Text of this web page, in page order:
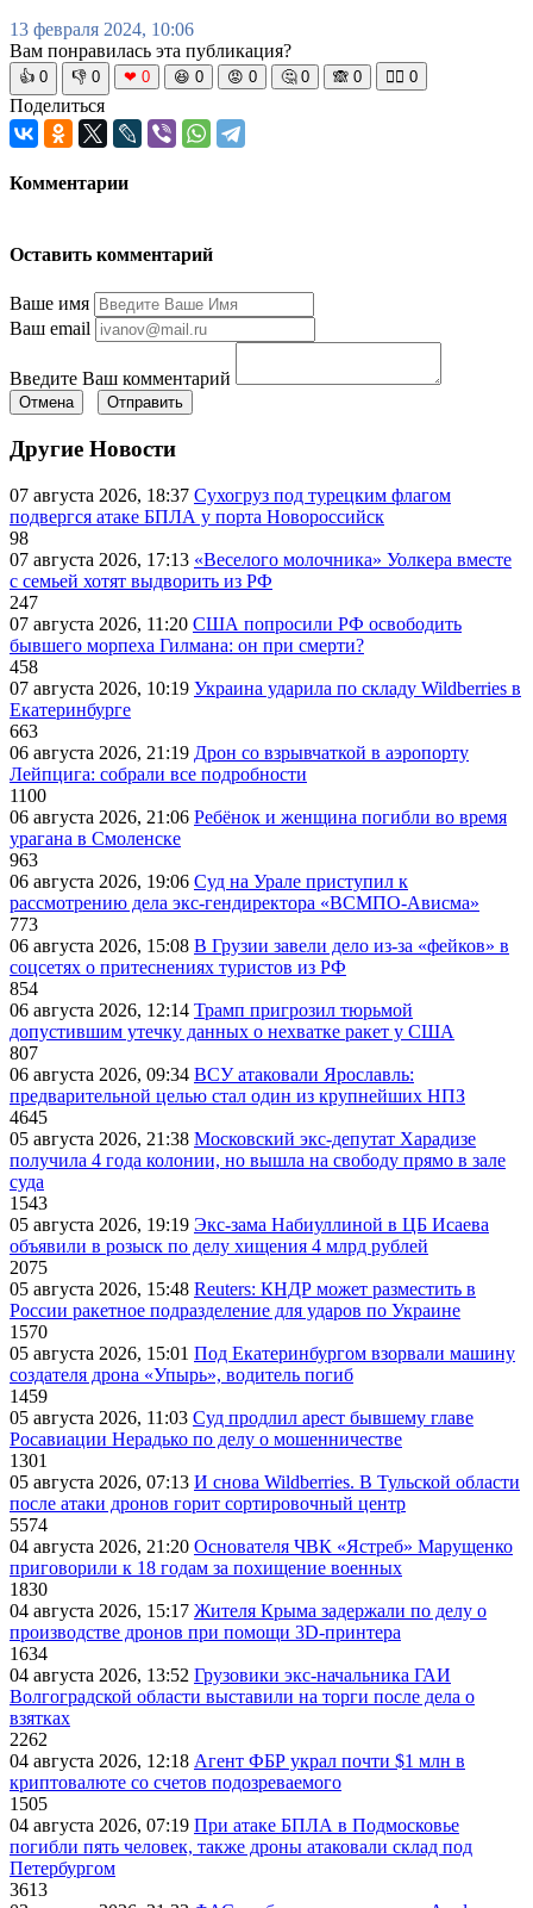
13 февраля 2024, 10:06
Вам понравилась эта публикация?
👍 0 👎 0 ❤ 0 😆 0 😡 0 🤔 0 🙈 0 🧘‍♀️ 0
Поделиться
Комментарии
Оставить комментарий
Ваше имя
Ваш email
Введите Ваш комментарий
Отмена Отправить
Другие Новости
07 августа 2026, 18:37 Сухогруз под турецким флагом
подвергся атаке БПЛА у порта Новороссийск
98
07 августа 2026, 17:13 «Веселого молочника» Уолкера вместе
с семьей хотят выдворить из РФ
247
07 августа 2026, 11:20 США попросили РФ освободить
бывшего морпеха Гилмана: он при смерти?
458
07 августа 2026, 10:19 Украина ударила по складу Wildberries в
Екатеринбурге
663
06 августа 2026, 21:19 Дрон со взрывчаткой в аэропорту
Лейпцига: собрали все подробности
1100
06 августа 2026, 21:06 Ребёнок и женщина погибли во время
урагана в Смоленске
963
06 августа 2026, 19:06 Суд на Урале приступил к
рассмотрению дела экс-гендиректора «ВСМПО-Ависма»
773
06 августа 2026, 15:08 В Грузии завели дело из-за «фейков» в
соцсетях о притеснениях туристов из РФ
854
06 августа 2026, 12:14 Трамп пригрозил тюрьмой
допустившим утечку данных о нехватке ракет у США
807
06 августа 2026, 09:34 ВСУ атаковали Ярославль:
предварительной целью стал один из крупнейших НПЗ
4645
05 августа 2026, 21:38 Московский экс-депутат Харадизе
получила 4 года колонии, но вышла на свободу прямо в зале
суда
1543
05 августа 2026, 19:19 Экс-зама Набиуллиной в ЦБ Исаева
объявили в розыск по делу хищения 4 млрд рублей
2075
05 августа 2026, 15:48 Reuters: КНДР может разместить в
России ракетное подразделение для ударов по Украине
1570
05 августа 2026, 15:01 Под Екатеринбургом взорвали машину
создателя дрона «Упырь», водитель погиб
1459
05 августа 2026, 11:03 Суд продлил арест бывшему главе
Росавиации Нерадько по делу о мошенничестве
1301
05 августа 2026, 07:13 И снова Wildberries. В Тульской области
после атаки дронов горит сортировочный центр
5574
04 августа 2026, 21:20 Основателя ЧВК «Ястреб» Марущенко
приговорили к 18 годам за похищение военных
1830
04 августа 2026, 15:17 Жителя Крыма задержали по делу о
производстве дронов при помощи 3D‑принтера
1634
04 августа 2026, 13:52 Грузовики экс-начальника ГАИ
Волгоградской области выставили на торги после дела о
взятках
2262
04 августа 2026, 12:18 Агент ФБР украл почти $1 млн в
криптовалюте со счетов подозреваемого
1505
04 августа 2026, 07:19 При атаке БПЛА в Подмосковье
погибли пять человек, также дроны атаковали склад под
Петербургом
3613